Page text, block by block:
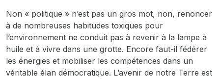
Non « politique » n’est pas un gros mot, non, renoncer
à de nombreuses habitudes toxiques pour
l’environnement ne conduit pas à revenir à la lampe à
huile et à vivre dans une grotte. Encore faut-il fédérer
les énergies et mobiliser les compétences dans un
véritable élan démocratique. L’avenir de notre Terre est